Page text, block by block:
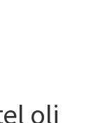
oli